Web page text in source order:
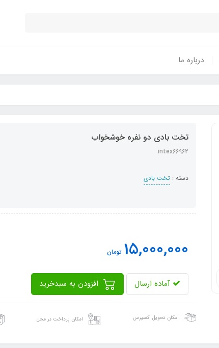
درباره ما
تخت بادی دو نفره خوشخواب
intex66962
دسته : تخت بادی
15,000,000 تومان
آماده ارسال
امکان تحویل اکسپرس امکان پرداخت در محل